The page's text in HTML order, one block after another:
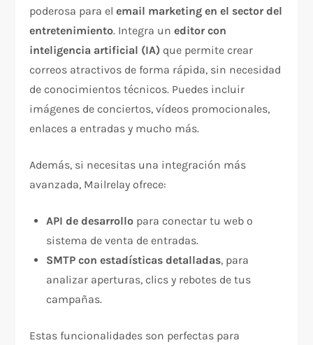
poderosa para elemail marketing en el sector del
entretenimiento. Integra uneditor con
inteligencia artificial (IA) que permite crear
correos atractivos de forma rápida, sin necesidad
de conocimientos técnicos. Puedes incluir
imágenes de conciertos, vídeos promocionales,
enlaces a entradas y mucho más.
Además, si necesitas una integración más
avanzada, Mailrelay ofrece:
API de desarrollo para conectar tu web o
sistema de venta de entradas.
SMTP con estadísticas detalladas, para
analizar aperturas, clics y rebotes de tus
campañas.
Estas funcionalidades son perfectas para